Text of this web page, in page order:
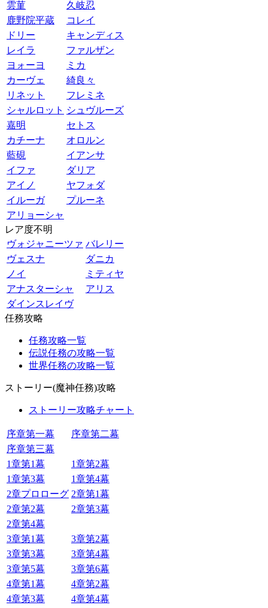
雲菫
久岐忍
鹿野院平蔵
コレイ
ドリー
キャンディス
レイラ
ファルザン
ヨォーヨ
ミカ
カーヴェ
綺良々
リネット
フレミネ
シャルロット シュヴルーズ
嘉明
セトス
カチーナ
オロルン
藍硯
イアンサ
イファ
ダリア
アイノ
ヤフォダ
イルーガ
プルーネ
アリョーシャ
レア度不明
ヴォジャニーツァ バレリー
ヴェスナ
ダニカ
ノイ
ミティヤ
アナスターシャ
アリス
ダインスレイヴ
任務攻略
任務攻略一覧
伝説任務の攻略一覧
世界任務の攻略一覧
ストーリー(魔神任務)攻略
ストーリー攻略チャート
序章第一幕
序章第二幕
序章第三幕
1章第1幕
1章第2幕
1章第3幕
1章第4幕
2章プロローグ 2章第1幕
2章第2幕
2章第3幕
2章第4幕
3章第1幕
3章第2幕
3章第3幕
3章第4幕
3章第5幕
3章第6幕
4章第1幕
4章第2幕
4章第3幕
4章第4幕